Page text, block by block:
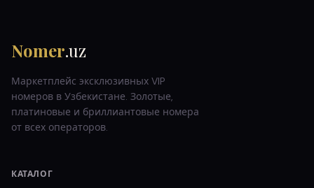
Nomer.uz
Маркетплейс эксклюзивных VIP
номеров в Узбекистане. Золотые,
платиновые и бриллиантовые номера
от всех операторов.
КАТАЛОГ